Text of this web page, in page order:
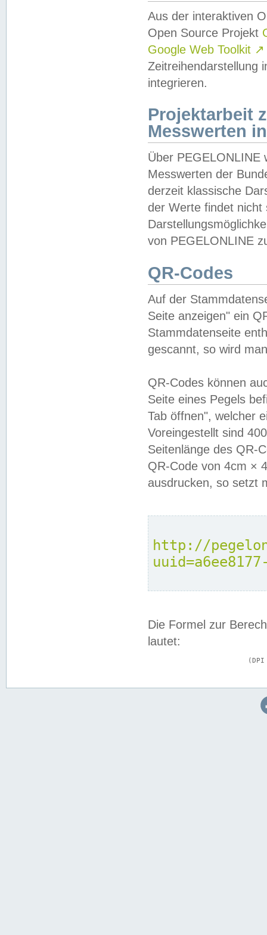
Aus der interaktiven
Open Source Projekt
Google Web Toolkit ↗
Zeitreihendarstellung
integrieren.
Projektarbeit
Messwerten
Über PEGELONLINE
Messwerten der
derzeit klassische
der Werte findet
von PEGELONLINE
QR-Codes
Auf der
Seite anzeigen" ein
Stammdatenseite
gescannt, so wird
QR-Codes können
Seite eines Pegels
Tab öffnen", welcher
Voreingestellt sind
Seitenlänge des QR-
QR-Code von 4cm ×
ausdrucken, so setzt
http://
Die Formel zur
lautet: